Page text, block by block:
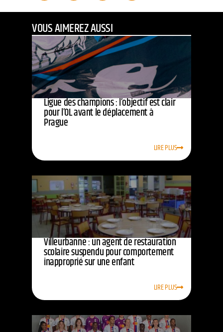
VOUS AIMEREZ AUSSI
Ligue des champions : l’objectif est clair
pour l’OL avant le déplacement à
Prague
LIRE PLUS
Villeurbanne : un agent de restauration
scolaire suspendu pour comportement
inapproprié sur une enfant
LIRE PLUS